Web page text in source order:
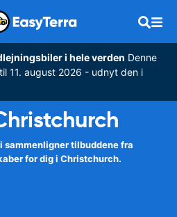
i hele verden Denne
11. august 2026 - udnyt den i
sammenligner tilbuddene fra
for dig i Christchurch.